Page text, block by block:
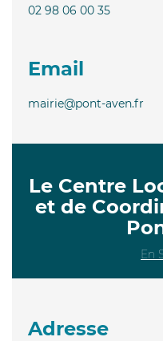
02 98 06 00 35
Email
mairie@pont-aven.fr
Le Centre
et de
En
Adresse